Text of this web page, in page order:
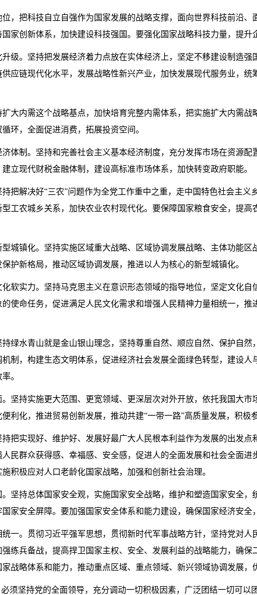
，把科技自立自强作为国家发展的战略支撑，面向世界科技前沿
家创新体系，加快建设科技强国。要强化国家战略科技力量，提升
级。坚持把发展经济着力点放在实体经济上，坚定不移建设制造
应链现代化水平，发展战略性新兴产业，加快发展现代服务业，
大内需这个战略基点，加快培育完整内需体系，把实施扩大内需
环，全面促进消费，拓展投资空间。
体制。坚持和完善社会主义基本经济制度，充分发挥市场在资源
立现代财税金融体制，建设高标准市场体系，加快转变政府职能。
把解决好“三农”问题作为全党工作重中之重，走中国特色社会主
工农城乡关系，加快农业农村现代化。要保障国家粮食安全，提
城镇化。坚持实施区域重大战略、区域协调发展战略、主体功能
护新格局，推动区域协调发展，推进以人为核心的新型城镇化。
软实力。坚持马克思主义在意识形态领域的指导地位，坚定文化
使命任务，促进满足人民文化需求和增强人民精神力量相统一，
绿水青山就是金山银山理念，坚持尊重自然、顺应自然、保护自
制，构建生态文明体系，促进经济社会发展全面绿色转型，建设
。
坚持实施更大范围、更宽领域、更深层次对外开放，依托我国大
利化，推进贸易创新发展，推动共建“一带一路”高质量发展，积极
把实现好、维护好、发展好最广大人民根本利益作为发展的出发
民群众获得感、幸福感、安全感，促进人的全面发展和社会全面
积极应对人口老龄化国家战略，加强和创新社会治理。
坚持总体国家安全观，实施国家安全战略，维护和塑造国家安全
家安全屏障。要加强国家安全体系和能力建设，确保国家经济安全
一。贯彻习近平强军思想，贯彻新时代军事战略方针，坚持党对
练兵备战，提高捍卫国家主权、安全、发展利益的战略能力，确
战略体系和能力，推动重点区域、重点领域、新兴领域协调发展，
须坚持党的全面领导，充分调动一切积极因素，广泛团结一切可以